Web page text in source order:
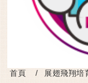
首頁 展翅飛翔培